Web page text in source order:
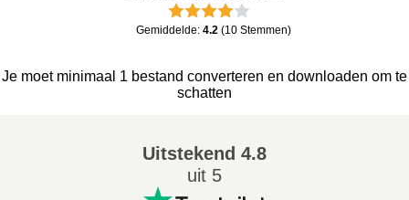
Gemiddelde: 4.2 (10 Stemmen)
Je moet minimaal 1 bestand converteren en downloaden om te
schatten
Uitstekend 4.8
uit 5